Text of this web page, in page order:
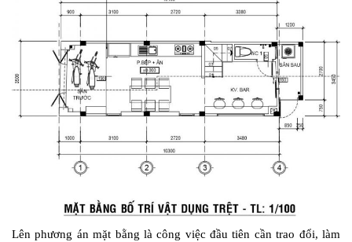
Lên phương án mặt bằng là công việc đầu tiên cần trao đổi, làm